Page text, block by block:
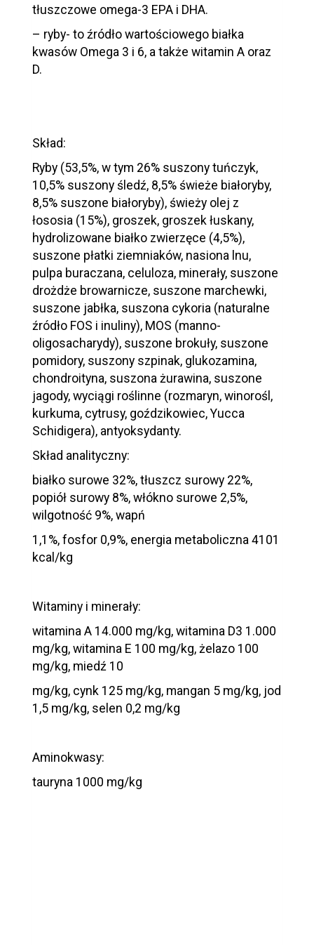
tłuszczowe omega-3 EPA i DHA.
– ryby- to źródło wartościowego białka
kwasów Omega 3 i 6, a także witamin A oraz
D.
Skład:
Ryby (53,5%, w tym 26% suszony tuńczyk,
10,5% suszony śledź, 8,5% świeże białoryby,
8,5% suszone białoryby), świeży olej z
łososia (15%), groszek, groszek łuskany,
hydrolizowane białko zwierzęce (4,5%),
suszone płatki ziemniaków, nasiona lnu,
pulpa buraczana, celuloza, minerały, suszone
drożdże browarnicze, suszone marchewki,
suszone jabłka, suszona cykoria (naturalne
źródło FOS i inuliny), MOS (manno-
oligosacharydy), suszone brokuły, suszone
pomidory, suszony szpinak, glukozamina,
chondroityna, suszona żurawina, suszone
jagody, wyciągi roślinne (rozmaryn, winorośl,
kurkuma, cytrusy, goździkowiec, Yucca
Schidigera), antyoksydanty.
Skład analityczny:
białko surowe 32%, tłuszcz surowy 22%,
popiół surowy 8%, włókno surowe 2,5%,
wilgotność 9%, wapń
1,1%, fosfor 0,9%, energia metaboliczna 4101
kcal/kg
Witaminy i minerały:
witamina A 14.000 mg/kg, witamina D3 1.000
mg/kg, witamina E 100 mg/kg, żelazo 100
mg/kg, miedź 10
mg/kg, cynk 125 mg/kg, mangan 5 mg/kg, jod
1,5 mg/kg, selen 0,2 mg/kg
Aminokwasy:
tauryna 1000 mg/kg